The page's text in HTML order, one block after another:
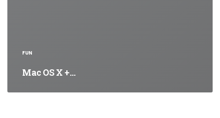
FUN
Mac OS X +…